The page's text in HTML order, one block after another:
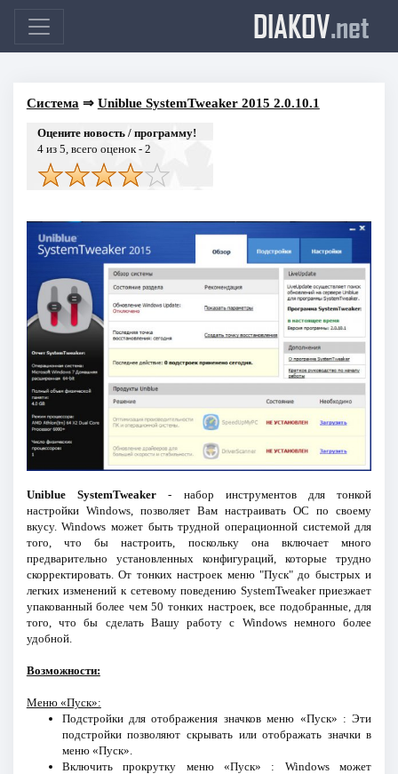
DIAKOV.net
Система ⇒ Uniblue SystemTweaker 2015 2.0.10.1
Оцените новость / программу!
4из 5, всего оценок - 2
Uniblue SystemTweaker - набор инструментов для тонкой
настройки Windows, позволяет Вам настраивать ОС по своему
вкусу. Windows может быть трудной операционной системой для
того, что бы настроить, поскольку она включает много
предварительно установленных конфигураций, которые трудно
скорректировать. От тонких настроек меню "Пуск" до быстрых и
легких изменений к сетевому поведению SystemTweaker приезжает
упакованный более чем 50 тонких настроек, все подобранные, для
того, что бы сделать Вашу работу с Windows немного более
удобной.
Возможности:
Меню «Пуск»:
Подстройки для отображения значков меню «Пуск» : Эти
подстройки позволяют скрывать или отображать значки в
меню «Пуск».
Включить прокрутку меню «Пуск» : Windows может